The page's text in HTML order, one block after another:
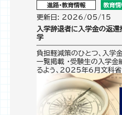
進路・教育情報 教育情
更新日: 2026/05/15
入学辞退者に入学金の返
学
負担軽減策のひとつ、入学
一覧掲載 ・受験生の入学金
るよう、2025年6月文科